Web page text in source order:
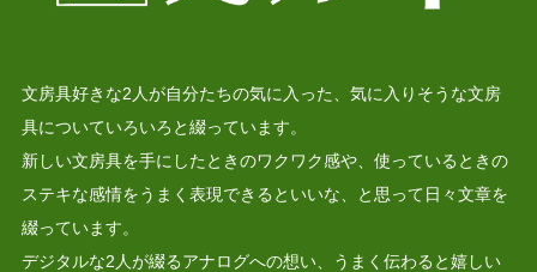
文房具好きな2人が自分たちの気に入った、気に入りそうな文房
具についていろいろと綴っています。
新しい文房具を手にしたときのワクワク感や、使っているときの
ステキな感情をうまく表現できるといいな、と思って日々文章を
綴っています。
デジタルな2人が綴るアナログへの想い、うまく伝わると嬉しい